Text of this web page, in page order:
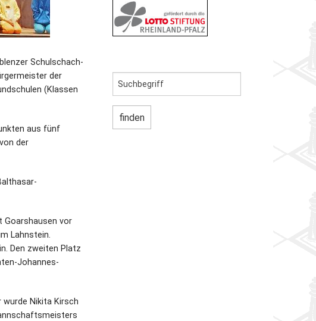
Schulschach-
der
(Klassen
aus fünf
der
Goarshausen vor
Lahnstein.
Den zweiten Platz
Johannes-
wurde Nikita Kirsch